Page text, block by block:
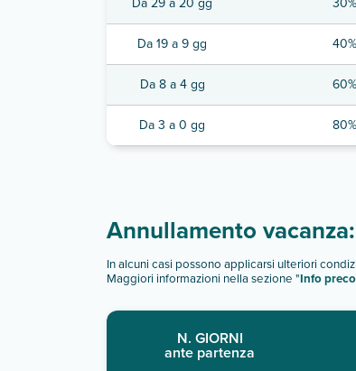
Da 19 a 9 gg 40%
Da 8 a 4 gg 60%
Da 3 a 0 gg 80%
Annullamento
In alcuni casi possono applicarsi ulteriori
Maggiori informazioni nella sezione "Info
N. GIORNI
ante partenza